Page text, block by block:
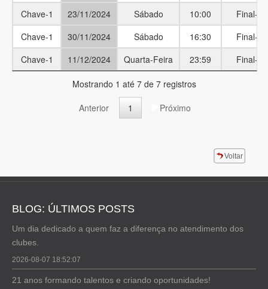
Chave-1
23/11/2024 Sábado 10:00
Final-
Chave-1
30/11/2024 Sábado 16:30
Final-
Chave-1
11/12/2024 Quarta-Feira 23:59 Final-
Mostrando 1 até 7 de 7 registros
Anterior 1 Próximo
Voltar
BLOG: ÚLTIMOS POSTS
Um dia dedicado a quem faz a diferença no atendimento dos
clubes.
2026-08-07 18:52:07
21 anos formando talentos e criando oportunidades!